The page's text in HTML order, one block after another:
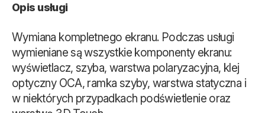
Opis usługi
Wymiana kompletnego ekranu. Podczas usługi
wymieniane są wszystkie komponenty ekranu:
wyświetlacz, szyba, warstwa polaryzacyjna, klej
optyczny OCA, ramka szyby, warstwa statyczna i
w niektórych przypadkach podświetlenie oraz